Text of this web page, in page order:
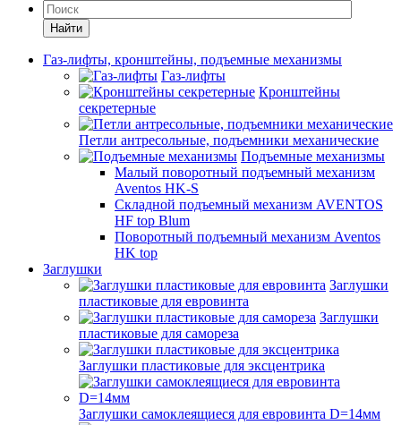
Найти
Газ-лифты, кронштейны, подъемные механизмы
Газ-лифты
Кронштейны
секретерные
Петли антресольные, подъемники механические
Подъемные механизмы
Малый поворотный подъемный механизм
Aventos HK-S
Складной подъемный механизм AVENTOS
HF top Blum
Поворотный подъемный механизм Aventos
HK top
Заглушки
Заглушки
пластиковые для евровинта
Заглушки
пластиковые для самореза
Заглушки пластиковые для эксцентрика
Заглушки самоклеящиеся для евровинта D=14мм